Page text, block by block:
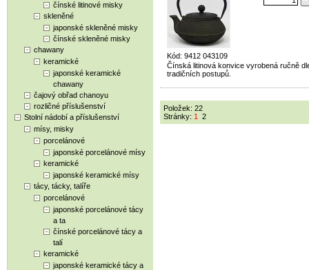
čínské litinové misky
skleněné
japonské skleněné misky
čínské skleněné misky
chawany
keramické
japonské keramické
chawany
čajový obřad chanoyu
rozličné příslušenství
Stolní nádobí a příslušenství
mísy, misky
porcelánové
japonské porcelánové mísy
keramické
japonské keramické mísy
tácy, tácky, talíře
porcelánové
japonské porcelánové tácy
a ta
čínské porcelánové tácy a
talí
keramické
japonské keramické tácy a
Kód: 9412 043109
Čínská litinová konvice vyrobená ručně
tradičních postupů.
Položek: 22
Stránky: 1 2